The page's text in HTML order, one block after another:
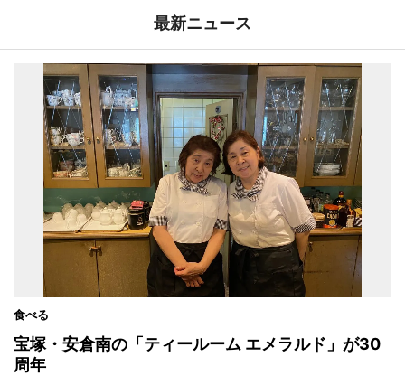
最新ニュース
食べる
宝塚・安倉南の「ティールーム エメラルド」が30
周年